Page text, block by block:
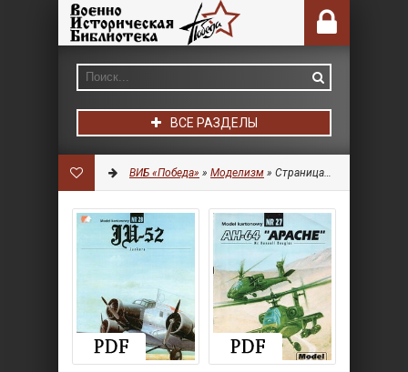
ВСЕ РАЗДЕЛЫ
ВИБ «Победа» » Моделизм » Страница 4